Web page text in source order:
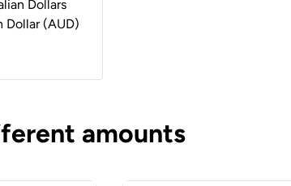
Dollars
Dollar (AUD)
amounts